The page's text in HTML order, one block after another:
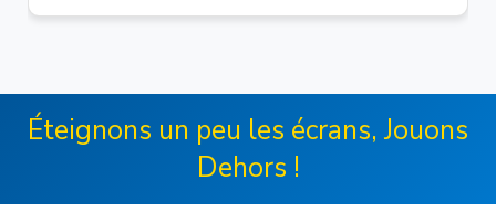
Éteignons un peu les écrans, Jouons
Dehors !